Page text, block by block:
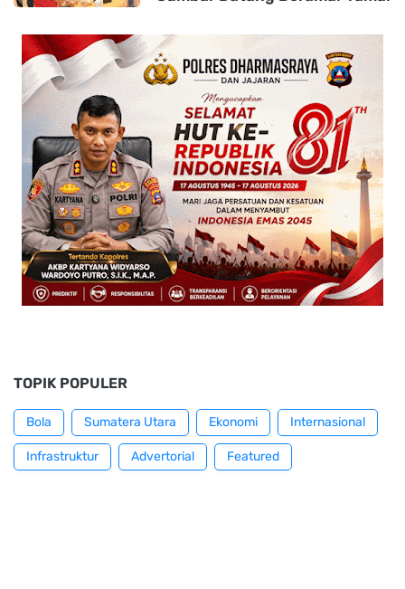
TOPIK POPULER
Bola Sumatera Utara Ekonomi Internasional
Infrastruktur Advertorial Featured